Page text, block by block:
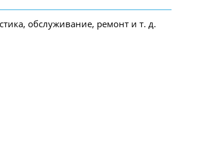
обслуживание, ремонт и т. д.